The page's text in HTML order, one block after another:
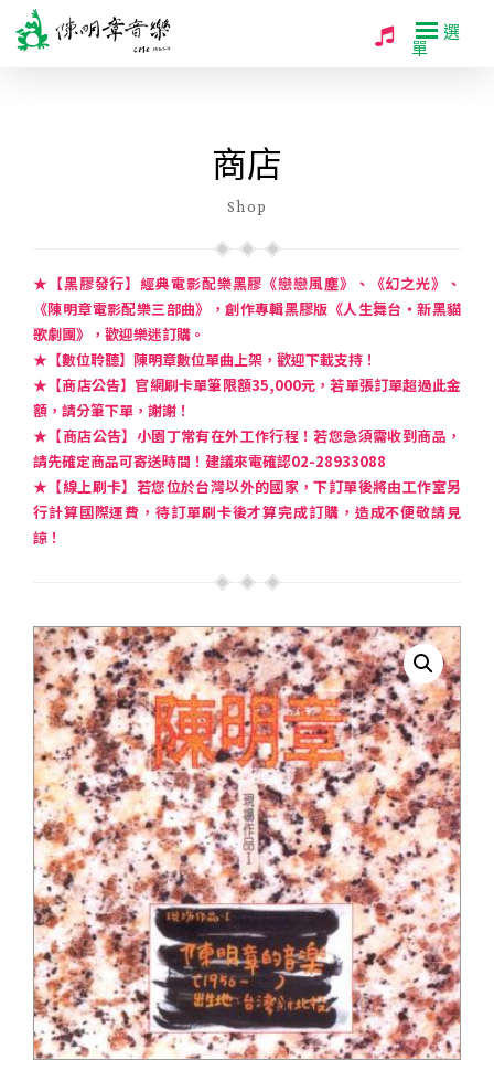
選
單
商店
Shop
★【黑膠發行】經典電影配樂黑膠《戀戀風塵》、《幻之光》、
《陳明章電影配樂三部曲》，創作專輯黑膠版《人生舞台・新黑貓
歌劇團》，歡迎樂迷訂購。
★【數位聆聽】陳明章數位單曲上架，歡迎下載支持！
★【商店公告】官網刷卡單筆限額35,000元，若單張訂單超過此金
額，請分筆下單，謝謝！
★【商店公告】小園丁常有在外工作行程！若您急須需收到商品，
請先確定商品可寄送時間！建議來電確認02-28933088
★【線上刷卡】若您位於台灣以外的國家，下訂單後將由工作室另
行計算國際運費，待訂單刷卡後才算完成訂購，造成不便敬請見
諒！